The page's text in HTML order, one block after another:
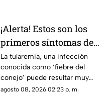
¡Alerta! Estos son los
primeros síntomas de
la ‘fiebre del conejo’ y lo
que debes saber sobre
el contagio de
tularemia
La tularemia, una infección
conocida como ‘fiebre del
conejo’ puede resultar muy
grave y aquí te compartimos
agosto 08, 2026 02:23 p. m.